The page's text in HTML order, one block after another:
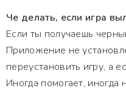
Че делать, если игра
Если ты получаешь
Приложение не
переустановить игру, а
Иногда помогает, иногда